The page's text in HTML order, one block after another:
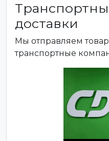
доставки
Мы отправляем
транспортные